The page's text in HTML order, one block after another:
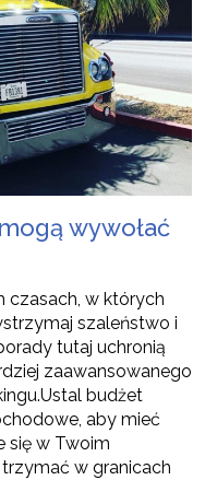
wywołać
czasach, w których
szaleństwo i
tutaj uchronią
zaawansowanego
budżet
aby mieć
się w Twoim
w granicach